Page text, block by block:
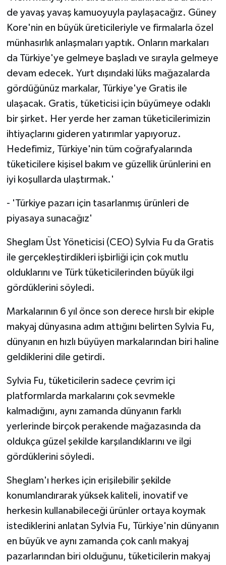
de yavaş yavaş kamuoyuyla paylaşacağız. Güney
Kore'nin en büyük üreticileriyle ve firmalarla özel
münhasırlık anlaşmaları yaptık. Onların markaları
da Türkiye'ye gelmeye başladı ve sırayla gelmeye
devam edecek. Yurt dışındaki lüks mağazalarda
gördüğünüz markalar, Türkiye'ye Gratis ile
ulaşacak. Gratis, tüketicisi için büyümeye odaklı
bir şirket. Her yerde her zaman tüketicilerimizin
ihtiyaçlarını gideren yatırımlar yapıyoruz.
Hedefimiz, Türkiye'nin tüm coğrafyalarında
tüketicilere kişisel bakım ve güzellik ürünlerini en
iyi koşullarda ulaştırmak.'
- 'Türkiye pazarı için tasarlanmış ürünleri de
piyasaya sunacağız'
Sheglam Üst Yöneticisi (CEO) Sylvia Fu da Gratis
ile gerçekleştirdikleri işbirliği için çok mutlu
olduklarını ve Türk tüketicilerinden büyük ilgi
gördüklerini söyledi.
Markalarının 6 yıl önce son derece hırslı bir ekiple
makyaj dünyasına adım attığını belirten Sylvia Fu,
dünyanın en hızlı büyüyen markalarından biri haline
geldiklerini dile getirdi.
Sylvia Fu, tüketicilerin sadece çevrim içi
platformlarda markalarını çok sevmekle
kalmadığını, aynı zamanda dünyanın farklı
yerlerinde birçok perakende mağazasında da
oldukça güzel şekilde karşılandıklarını ve ilgi
gördüklerini söyledi.
Sheglam'ı herkes için erişilebilir şekilde
konumlandırarak yüksek kaliteli, inovatif ve
herkesin kullanabileceği ürünler ortaya koymak
istediklerini anlatan Sylvia Fu, Türkiye'nin dünyanın
en büyük ve aynı zamanda çok canlı makyaj
pazarlarından biri olduğunu, tüketicilerin makyaj